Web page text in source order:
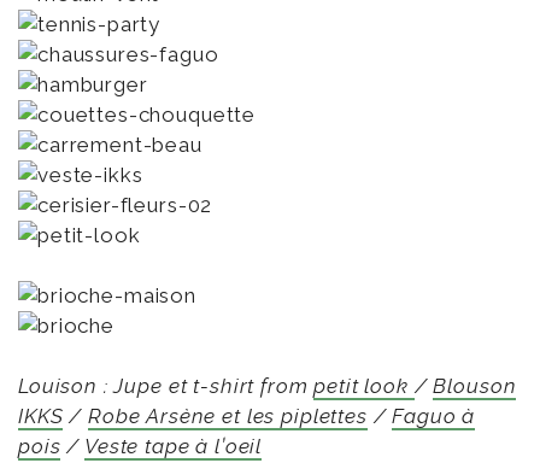
Louison : Jupe et t-shirt frompetit look/Blouson
IKKS / Robe Arsène et les piplettes /Faguo à
pois / Veste tape à l’oeil